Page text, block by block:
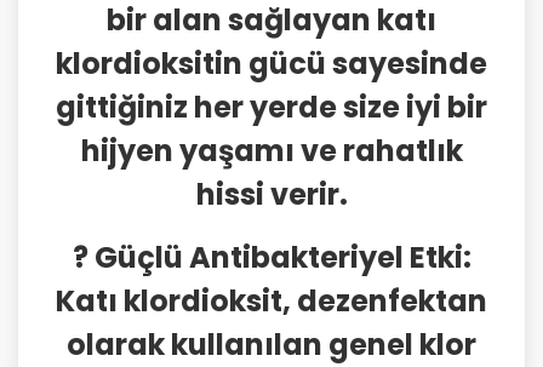
bir alan sağlayan katı
klordioksitin gücü sayesinde
gittiğiniz her yerde size iyi bir
hijyen yaşamı ve rahatlık
hissi verir.
? Güçlü Antibakteriyel Etki:
Katı klordioksit, dezenfektan
olarak kullanılan genel klor